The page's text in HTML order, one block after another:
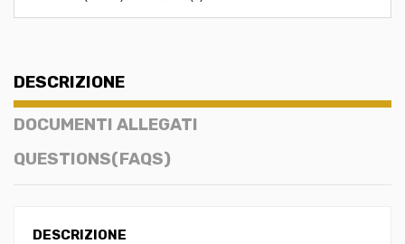
DESCRIZIONE
DOCUMENTI ALLEGATI
QUESTIONS(FAQS)
DESCRIZIONE